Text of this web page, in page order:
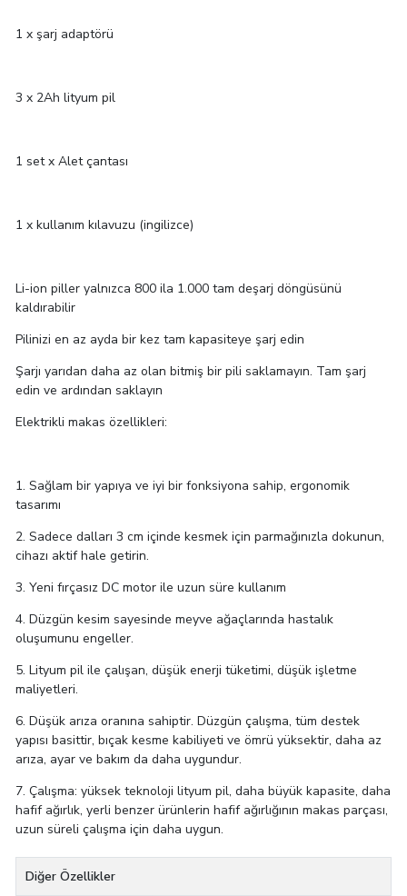
1 x şarj adaptörü
3 x 2Ah lityum pil
1 set x Alet çantası
1 x kullanım kılavuzu (ingilizce)
Li-ion piller yalnızca 800 ila 1.000 tam deşarj döngüsünü
kaldırabilir
Pilinizi en az ayda bir kez tam kapasiteye şarj edin
Şarjı yarıdan daha az olan bitmiş bir pili saklamayın. Tam şarj
edin ve ardından saklayın
Elektrikli makas özellikleri:
1. Sağlam bir yapıya ve iyi bir fonksiyona sahip, ergonomik
tasarımı
2. Sadece dalları 3 cm içinde kesmek için parmağınızla dokunun,
cihazı aktif hale getirin.
3. Yeni fırçasız DC motor ile uzun süre kullanım
4. Düzgün kesim sayesinde meyve ağaçlarında hastalık
oluşumunu engeller.
5. Lityum pil ile çalışan, düşük enerji tüketimi, düşük işletme
maliyetleri.
6. Düşük arıza oranına sahiptir. Düzgün çalışma, tüm destek
yapısı basittir, bıçak kesme kabiliyeti ve ömrü yüksektir, daha az
arıza, ayar ve bakım da daha uygundur.
7. Çalışma: yüksek teknoloji lityum pil, daha büyük kapasite, daha
hafif ağırlık, yerli benzer ürünlerin hafif ağırlığının makas parçası,
uzun süreli çalışma için daha uygun.
Diğer Özellikler